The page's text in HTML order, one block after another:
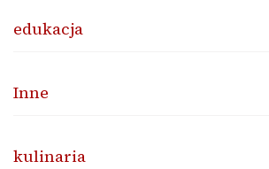
edukacja
Inne
kulinaria